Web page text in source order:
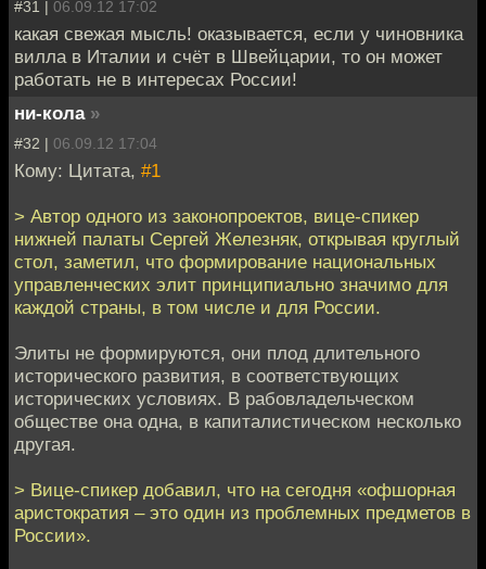
#31 | 06.09.12 17:02
какая свежая мысль! оказывается, если у чиновника
вилла в Италии и счёт в Швейцарии, то он может
работать не в интересах России!
ни-кола »
#32 | 06.09.12 17:04
Кому: Цитата, #1
> Автор одного из законопроектов, вице-спикер
нижней палаты Сергей Железняк, открывая круглый
стол, заметил, что формирование национальных
управленческих элит принципиально значимо для
каждой страны, в том числе и для России.
Элиты не формируются, они плод длительного
исторического развития, в соответствующих
исторических условиях. В рабовладельческом
обществе она одна, в капиталистическом несколько
другая.
> Вице-спикер добавил, что на сегодня «офшорная
аристократия – это один из проблемных предметов в
России».